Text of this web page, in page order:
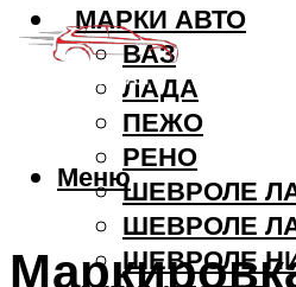
МАРКИ АВТО
ВАЗ
ЛАДА
ПЕЖО
РЕНО
ШЕВРОЛЕ
ШЕВРОЛЕ
ШЕВРОЛЕ
Меню